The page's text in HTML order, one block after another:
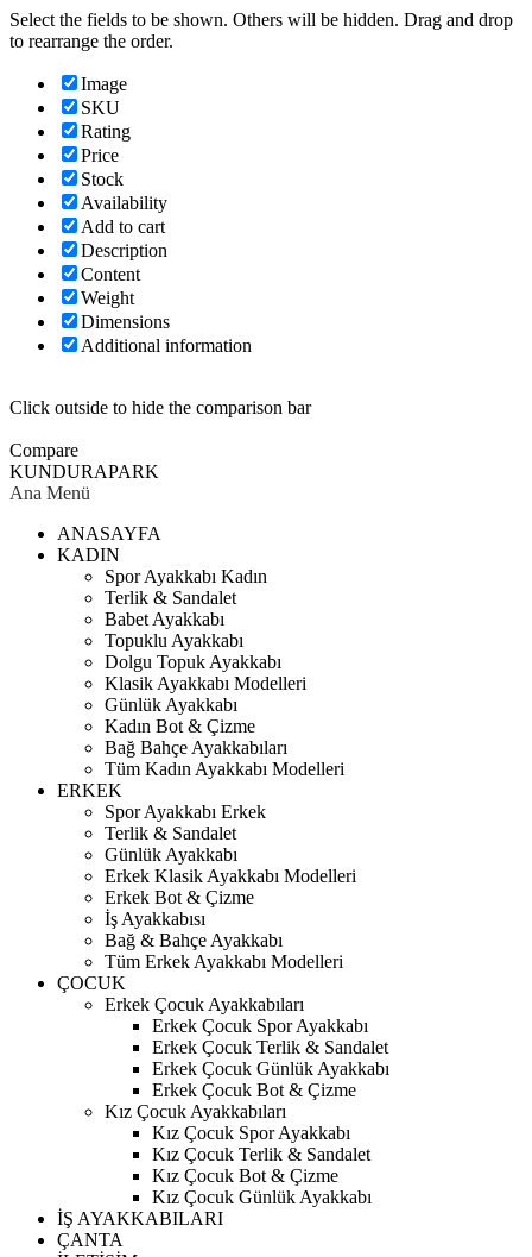
Select the fields to be shown. Others will be hidden. Drag and drop
to rearrange the order.
Image
SKU
Rating
Price
Stock
Availability
Add to cart
Description
Content
Weight
Dimensions
Additional information
Click outside to hide the comparison bar
Compare
KUNDURAPARK
Ana Menü
ANASAYFA
KADIN
Spor Ayakkabı Kadın
Terlik & Sandalet
Babet Ayakkabı
Topuklu Ayakkabı
Dolgu Topuk Ayakkabı
Klasik Ayakkabı Modelleri
Günlük Ayakkabı
Kadın Bot & Çizme
Bağ Bahçe Ayakkabıları
Tüm Kadın Ayakkabı Modelleri
ERKEK
Spor Ayakkabı Erkek
Terlik & Sandalet
Günlük Ayakkabı
Erkek Klasik Ayakkabı Modelleri
Erkek Bot & Çizme
İş Ayakkabısı
Bağ & Bahçe Ayakkabı
Tüm Erkek Ayakkabı Modelleri
ÇOCUK
Erkek Çocuk Ayakkabıları
Erkek Çocuk Spor Ayakkabı
Erkek Çocuk Terlik & Sandalet
Erkek Çocuk Günlük Ayakkabı
Erkek Çocuk Bot & Çizme
Kız Çocuk Ayakkabıları
Kız Çocuk Spor Ayakkabı
Kız Çocuk Terlik & Sandalet
Kız Çocuk Bot & Çizme
Kız Çocuk Günlük Ayakkabı
İŞ AYAKKABILARI
ÇANTA